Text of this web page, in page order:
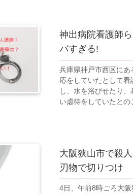
神出病院看護師
バすぎる!
兵庫県神戸市西区に
応をしていたとして
し、水を浴びせたり
い虐待をしていたとの
大阪狭山市で殺
刃物で切りつけ
4日、午前8時ごろ大